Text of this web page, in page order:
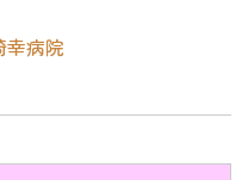
幸病院